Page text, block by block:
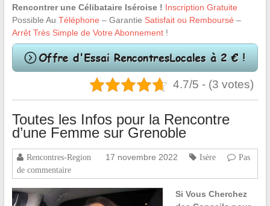
Rencontrer une Célibataire Iséroise ! Inscription Gratuite
Possible Au Téléphone – Garantie Satisfait ou Remboursé –
Arrêt Très Simple de Votre Abonnement!
4.7/5 - (3 votes)
Toutes les Infos pour la Rencontre
d’une Femme sur Grenoble
Rencontres-Region 17 novembre 2022 Isère
Pas
de commentaire
Si Vous Cherchez